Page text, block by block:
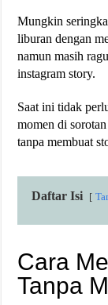
Mungkin
liburan dengan
namun masih
instagram story.
Saat ini tidak
momen di
tanpa membuat
Daftar Isi
Cara
Tanpa